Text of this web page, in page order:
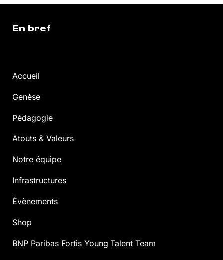
En bref
Accueil
Genèse
Pédagogie
Atouts & Valeurs
Notre équipe
Infrastructures
Évènements
Shop
BNP Paribas Fortis Young Talent Team